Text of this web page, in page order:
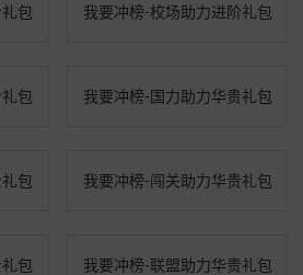
包 我要冲榜-校场助力进阶礼包
包 我要冲榜-国力助力华贵礼包
包 我要冲榜-闯关助力华贵礼包
包 我要冲榜-联盟助力华贵礼包